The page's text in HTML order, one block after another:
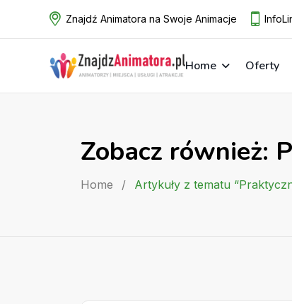
Znajdź Animatora na Swoje Animacje
Home Oferty
Zobacz również:
Home / Artykuły z tematu